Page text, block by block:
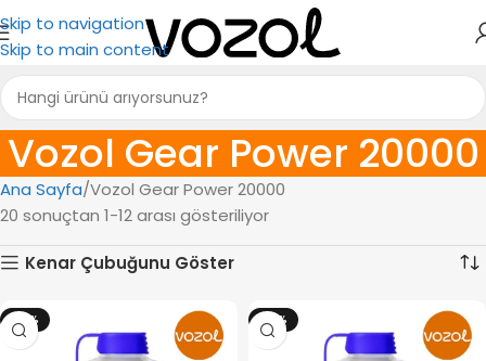
Skip to navigation
Skip to main content
Vozol Gear Power 20000
Ana Sayfa Vozol Gear Power 20000
20 sonuçtan 1-12 arası gösteriliyor
Kenar Çubuğunu Göster
-12% -12%